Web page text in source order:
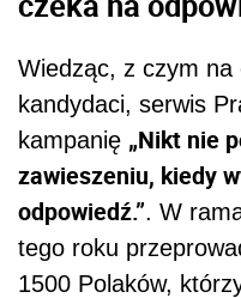
Wiedząc, z czym
kandydaci, serwis
kampanię „Nikt nie
zawieszeniu, kiedy
odpowiedź.”. W
tego roku
1500 Polaków,